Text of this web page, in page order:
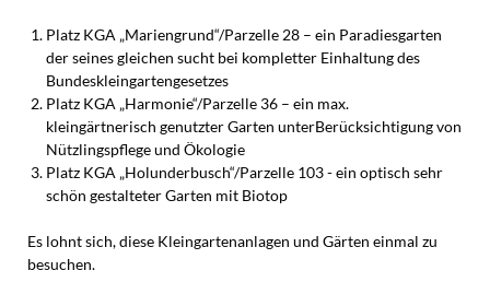
Platz KGA „Mariengrund“/Parzelle 28 – ein Paradiesgarten
der seines gleichen sucht bei kompletter Einhaltung des
Bundeskleingartengesetzes
Platz KGA „Harmonie“/Parzelle 36 – ein max.
kleingärtnerisch genutzter Garten unterBerücksichtigung von
Nützlingspflege und Ökologie
Platz KGA „Holunderbusch“/Parzelle 103 - ein optisch sehr
schön gestalteter Garten mit Biotop
Es lohnt sich, diese Kleingartenanlagen und Gärten einmal zu
besuchen.